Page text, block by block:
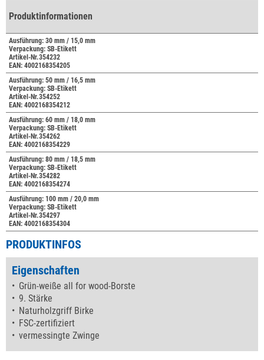
Produktinformationen
Ausführung: 30 mm / 15,0 mm
Verpackung: SB-Etikett
Artikel-Nr.354232
EAN: 4002168354205
Ausführung: 50 mm / 16,5 mm
Verpackung: SB-Etikett
Artikel-Nr.354252
EAN: 4002168354212
Ausführung: 60 mm / 18,0 mm
Verpackung: SB-Etikett
Artikel-Nr.354262
EAN: 4002168354229
Ausführung: 80 mm / 18,5 mm
Verpackung: SB-Etikett
Artikel-Nr.354282
EAN: 4002168354274
Ausführung: 100 mm / 20,0 mm
Verpackung: SB-Etikett
Artikel-Nr.354297
EAN: 4002168354304
PRODUKTINFOS
Eigenschaften
Grün-weiße all for wood-Borste
9. Stärke
Naturholzgriff Birke
FSC-zertifiziert
vermessingte Zwinge